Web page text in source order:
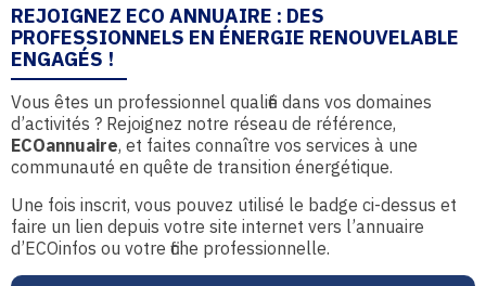
REJOIGNEZ ECO ANNUAIRE : DES
PROFESSIONNELS EN ÉNERGIE RENOUVELABLE
ENGAGÉS !
Vous êtes un professionnel qualifié dans vos domaines
d’activités ? Rejoignez notre réseau de référence,
ECOannuaire, et faites connaître vos services à une
communauté en quête de transition énergétique.
Une fois inscrit, vous pouvez utilisé le badge ci-dessus et
faire un lien depuis votre site internet vers l’annuaire
d’ECOinfos ou votre fiche professionnelle.